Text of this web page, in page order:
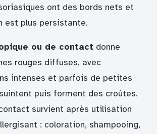
ont des bords nets et
est plus persistante.
ou de contact donne
rouges diffuses, avec
intenses et parfois de petites
puis forment des croûtes.
survient après utilisation
: coloration, shampooing,